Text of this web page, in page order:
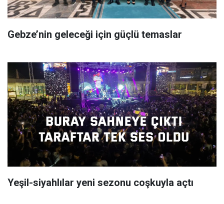
Gebze’nin geleceği için güçlü temaslar
Yeşil-siyahlılar yeni sezonu coşkuyla açtı